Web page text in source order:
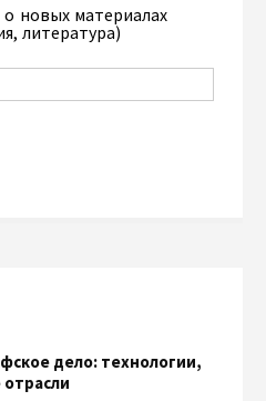
новых материалах
литература)
дело: технологии,